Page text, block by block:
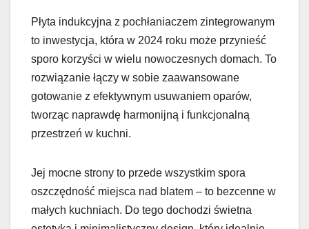
Płyta indukcyjna z pochłaniaczem zintegrowanym
to inwestycja, która w 2024 roku może przynieść
sporo korzyści w wielu nowoczesnych domach. To
rozwiązanie łączy w sobie zaawansowane
gotowanie z efektywnym usuwaniem oparów,
tworząc naprawdę harmonijną i funkcjonalną
przestrzeń w kuchni.
Jej mocne strony to przede wszystkim spora
oszczędność miejsca nad blatem – to bezcenne w
małych kuchniach. Do tego dochodzi świetna